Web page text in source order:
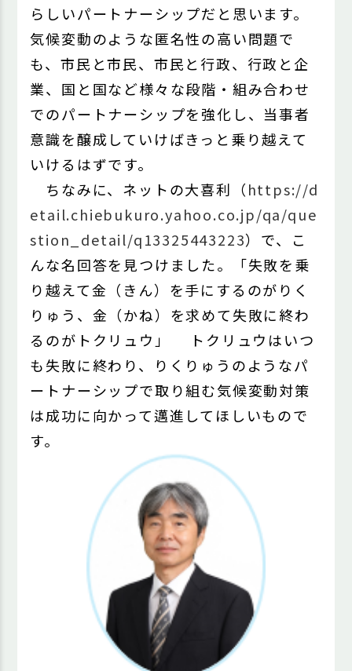
らしいパートナーシップだと思います。
気候変動のような匿名性の高い問題で
も、市民と市民、市民と行政、行政と企
業、国と国など様々な段階・組み合わせ
でのパートナーシップを強化し、当事者
意識を醸成していけばきっと乗り越えて
いけるはずです。
ちなみに、ネットの大喜利（https://d
etail.chiebukuro.yahoo.co.jp/qa/que
stion_detail/q13325443223）で、こ
んな名回答を見つけました。「失敗を乗
り越えて金（きん）を手にするのがりく
りゅう、金（かね）を求めて失敗に終わ
るのがトクリュウ」 トクリュウはいつ
も失敗に終わり、りくりゅうのようなパ
ートナーシップで取り組む気候変動対策
は成功に向かって邁進してほしいもので
す。